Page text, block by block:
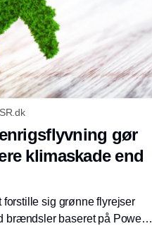
gør
klimaskade end
forstille sig grønne flyrejser
brændsler baseret på Power-